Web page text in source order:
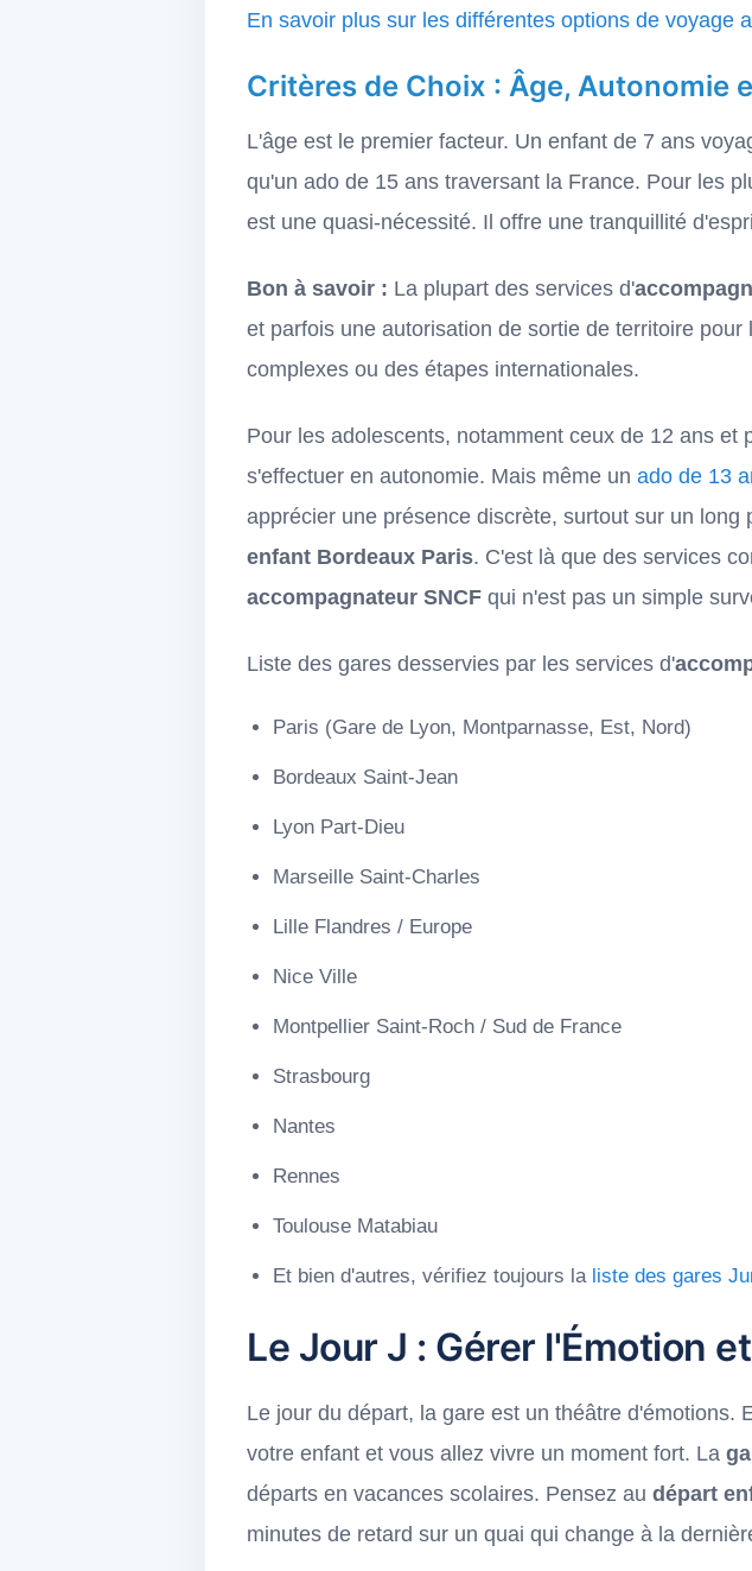
En savoir plus sur les différentes options de voyage
Critères de Choix : Âge, Autonomie
L'âge est le premier facteur. Un enfant de 7 ans
qu'un ado de 15 ans traversant la France. Pour les
est une quasi-nécessité. Il offre une tranquillité
Bon à savoir : La plupart des services d'
et parfois une autorisation de sortie de territoire
complexes ou des étapes internationales.
Pour les adolescents, notamment ceux de 12 ans
s'effectuer en autonomie. Mais même un ado de 13
apprécier une présence discrète, surtout sur un long
enfant Bordeaux Paris. C'est là que des services
accompagnateur SNCF qui n'est pas un simple
Liste des gares desservies par les services d'
Paris (Gare de Lyon, Montparnasse, Est, Nord)
Bordeaux Saint-Jean
Lyon Part-Dieu
Marseille Saint-Charles
Lille Flandres / Europe
Nice Ville
Montpellier Saint-Roch / Sud de France
Strasbourg
Nantes
Rennes
Toulouse Matabiau
Et bien d'autres, vérifiez toujours la liste des gares
Le Jour J : Gérer l'Émotion
Le jour du départ, la gare est un théâtre d'émotions.
votre enfant et vous allez vivre un moment fort. La
départs en vacances scolaires. Pensez au départ
minutes de retard sur un quai qui change à la